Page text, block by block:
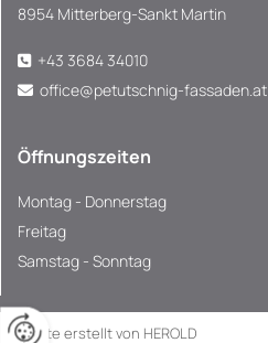
8954 Mitterberg-Sankt Martin
 +43 3684 34010
 office@petutschnig-fassaden.at
Öffnungszeiten
Montag - Donnerstag
Freitag
Samstag - Sonntag
Website erstellt von HEROLD